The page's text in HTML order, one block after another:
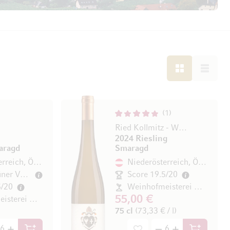
LISTE
Niederösterreich, Österreich
100% Grüner Veltliner
20
Weinhofmeisterei Mathias Hirtzberger
l)
1
Ried Kollmitz - Wachau DAC
2024 Riesling
Smaragd
Niederösterreich, Österreich
Score 19.5/20
Weinhofmeisterei Mathias Hirtzberger
55,00 €
75 cl (73,33 € / l)